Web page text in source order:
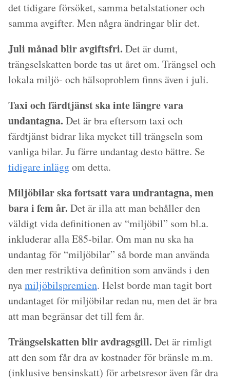
det tidigare försöket, samma betalstationer och
samma avgifter. Men några ändringar blir det.
Juli månad blir avgiftsfri. Det är dumt,
trängselskatten borde tas ut året om. Trängsel och
lokala miljö- och hälsoproblem finns även i juli.
Taxi och färdtjänst ska inte längre vara
undantagna. Det är bra eftersom taxi och
färdtjänst bidrar lika mycket till trängseln som
vanliga bilar. Ju färre undantag desto bättre. Se
tidigare inläggom detta.
Miljöbilar ska fortsatt vara undrantagna, men
bara i fem år. Det är illa att man behåller den
väldigt vida definitionen av “miljöbil” som bl.a.
inkluderar alla E85-bilar. Om man nu ska ha
undantag för “miljöbilar” så borde man använda
den mer restriktiva definition som används i den
nyamiljöbilspremien. Helst borde man tagit bort
undantaget för miljöbilar redan nu, men det är bra
att man begränsar det till fem år.
Trängselskatten blir avdragsgill. Det är rimligt
att den som får dra av kostnader för bränsle m.m.
(inklusive bensinskatt) för arbetsresor även får dra